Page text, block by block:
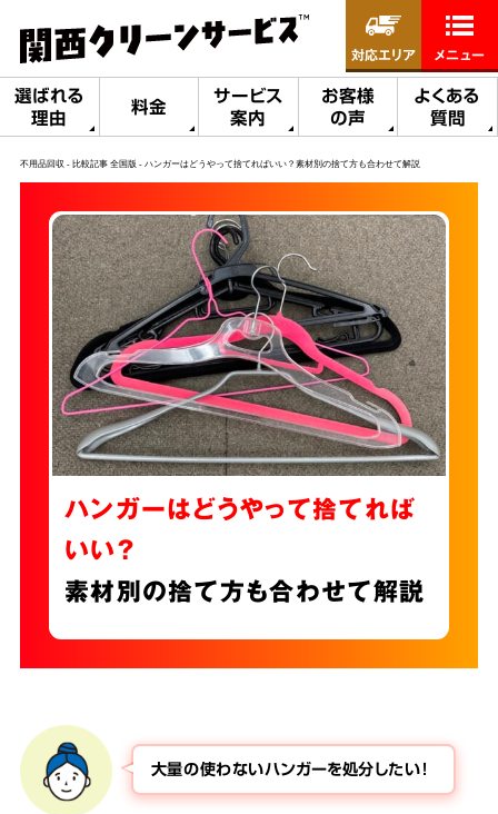
選ばれる
理由
料金
サービス
案内
お客様
の声
よくある
質問
対応エリア メニュー
不用品回収 比較記事 全国版 ハンガーはどうやって捨てればいい？素材別の捨て方も合わせて解説
ハンガーはどうやって捨てれば
いい？
素材別の捨て方も合わせて解説
大量の使わないハンガーを処分したい！